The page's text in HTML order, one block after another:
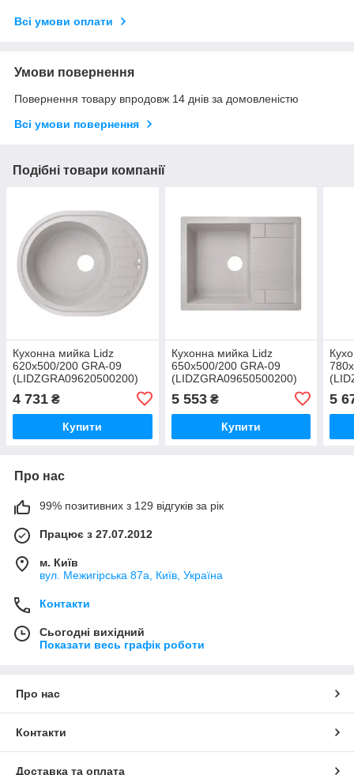
Всі умови оплати
Умови повернення
Повернення товару впродовж 14 днів за домовленістю
Всі умови повернення
Подібні товари компанії
Кухонна мийка Lidz
620x500/200 GRA-09
(LIDZGRA09620500200)
4 731 ₴
Купити
Кухонна мийка Lidz
650x500/200 GRA-09
(LIDZGRA09650500200)
5 553₴
Купити
5
Про нас
99% позитивних з 129 відгуків за рік
Працює з 27.07.2012
м. Київ
вул. Межигірська 87а, Київ, Україна
Контакти
Сьогодні вихідний
Показати весь графік роботи
Про нас
Контакти
Доставка та оплата